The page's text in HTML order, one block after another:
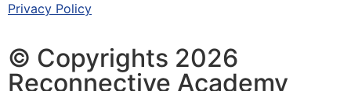
Privacy Policy
© Copyrights 2026
Reconnective Academy